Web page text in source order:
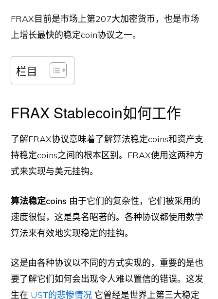
FRAX目前是市场上第207大加密货币，也是市场
上增长最快的稳定coin协议之一。
栏目
FRAX Stablecoin如何工作
了解FRAX协议意味着了解算法稳定coins和资产支
持稳定coins之间的根本区别。FRAX使用这两种方
式来实现与美元挂钩。
算法稳定coins 由于它们的复杂性，它们被采用的
速度很慢，这是臭名昭著的。各种协议都使用数学
算法来有效地实现稳定的挂钩。
这是由各种协议以不同的方式实现的，重要的是也
要了解它们如何会出现令人难以置信的错误。这发
生在 UST的悲惨情况 它曾经是世界上第三大稳定